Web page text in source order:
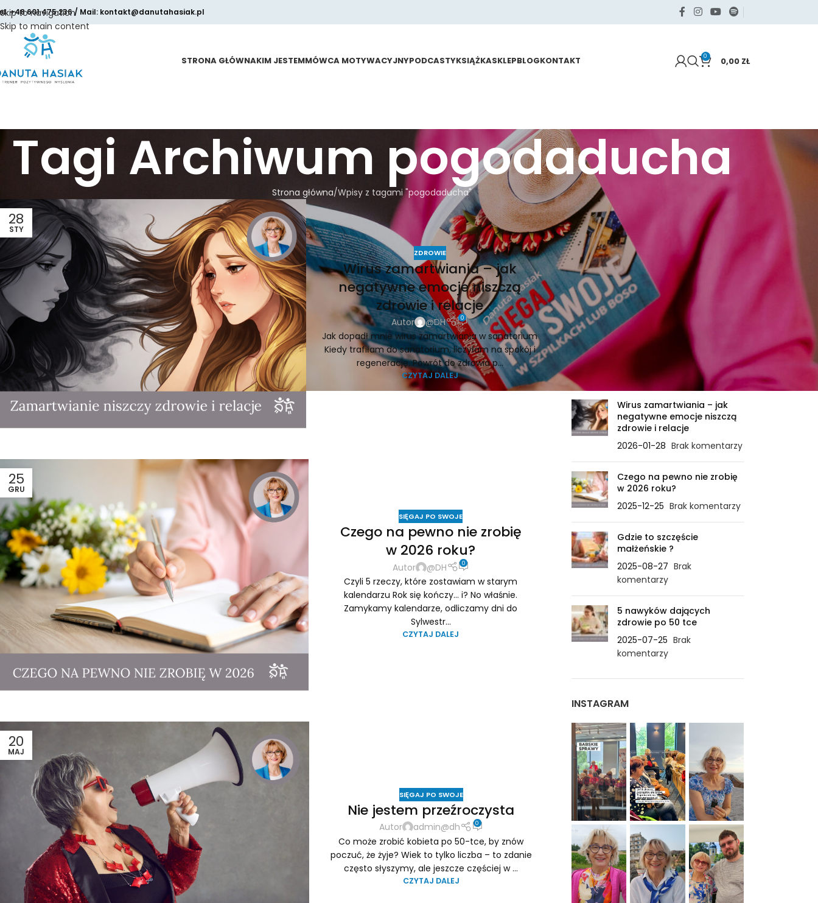
Skip to navigation
Skip to main content
+48 601 475 236 / Mail: kontakt@danutahasiak.pl
STRONA GŁÓWNAKIM JESTEMMÓWCA MOTYWACYJNYPODCASTYKSIĄŻKASKLEPBLOGKONTAKT 0 0,00 ZŁ
Tagi Archiwum pogodaducha
Strona główna Wpisy z tagami "pogodaducha"
28
STY
ZDROWIE
Wirus zamartwiania – jak
negatywne emocje niszczą
zdrowie i relacje
Autor @DH 0
Jak dopadł mnie wirus zamartwiania w sanatorium
Kiedy trafiłam do sanatorium, liczyłam na spokój i
regenerację. Powrót do zdrowia p...
CZYTAJ DALEJ
25
GRU
SIĘGAJ PO SWOJE
Czego na pewno nie zrobię
w 2026 roku?
Autor @DH 0
Czyli 5 rzeczy, które zostawiam w starym
kalendarzu Rok się kończy… i? No właśnie.
Zamykamy kalendarze, odliczamy dni do
Sylwestr...
CZYTAJ DALEJ
20
MAJ
SIĘGAJ PO SWOJE
Nie jestem przeźroczysta
Autor admin@dh 0
Co może zrobić kobieta po 50-tce, by znów
poczuć, że żyje? Wiek to tylko liczba – to zdanie
często słyszymy, ale jeszcze częściej w ...
CZYTAJ DALEJ
KATEGORIE
Samo życie
Sięgaj po swoje
Zdrowie
OSTATNIE WPISY
Zanim ciało powie STOP – ile
sygnałów jeszcze
2026-02-21 Brak komentarzy
Wirus zamartwiania – jak
negatywne emocje niszczą
zdrowie i relacje
2026-01-28 Brak komentarzy
Czego na pewno nie zrobię
w 2026 roku?
2025-12-25 Brak komentarzy
Gdzie to szczęście
małżeńskie ?
2025-08-27 Brak
komentarzy
5 nawyków dających
zdrowie po 50 tce
2025-07-25 Brak
komentarzy
INSTAGRAM